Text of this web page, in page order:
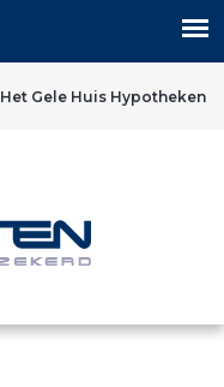
Het Gele Huis Hypotheken